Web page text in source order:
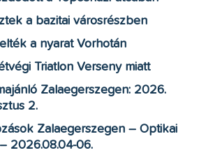
a bazitai városrészben
a nyarat Vorhotán
Triatlon Verseny miatt
Zalaegerszegen: 2026.
2.
Zalaegerszegen – Optikai
2026.08.04-06.